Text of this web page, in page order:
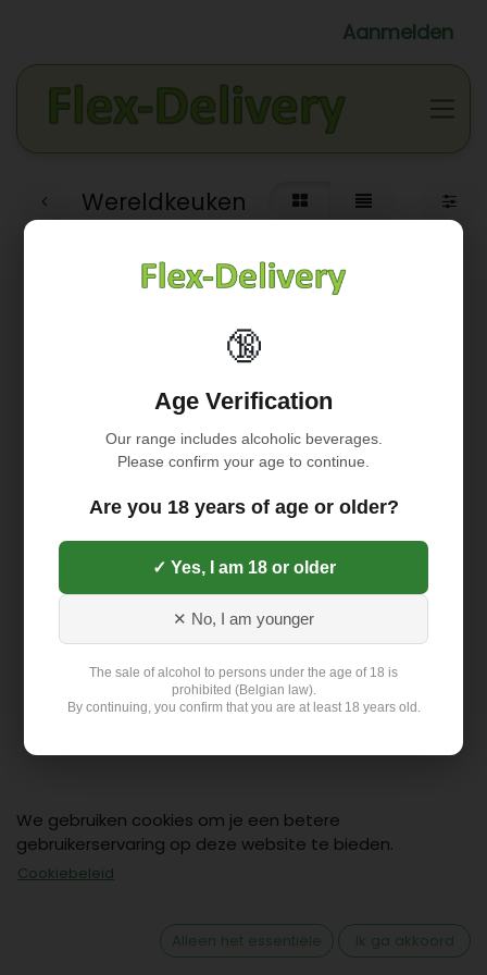
Aanmelden
Wereldkeuken
Geen product gedefinieerd in de categorie "
Charcuterie / Patés".
Contact
hello@flex-delivery.be
We gebruiken cookies om je een betere
gebruikerservaring op deze website te bieden.
Cookiebeleid
Alleen het essentiële Ik ga akkoord
🔞
Age Verification
Our range includes alcoholic beverages.
Please confirm your age to continue.
Are you 18 years of age or older?
✓ Yes, I am 18 or older
✕ No, I am younger
The sale of alcohol to persons under the age of 18 is
prohibited (Belgian law).
By continuing, you confirm that you are at least 18 years old.